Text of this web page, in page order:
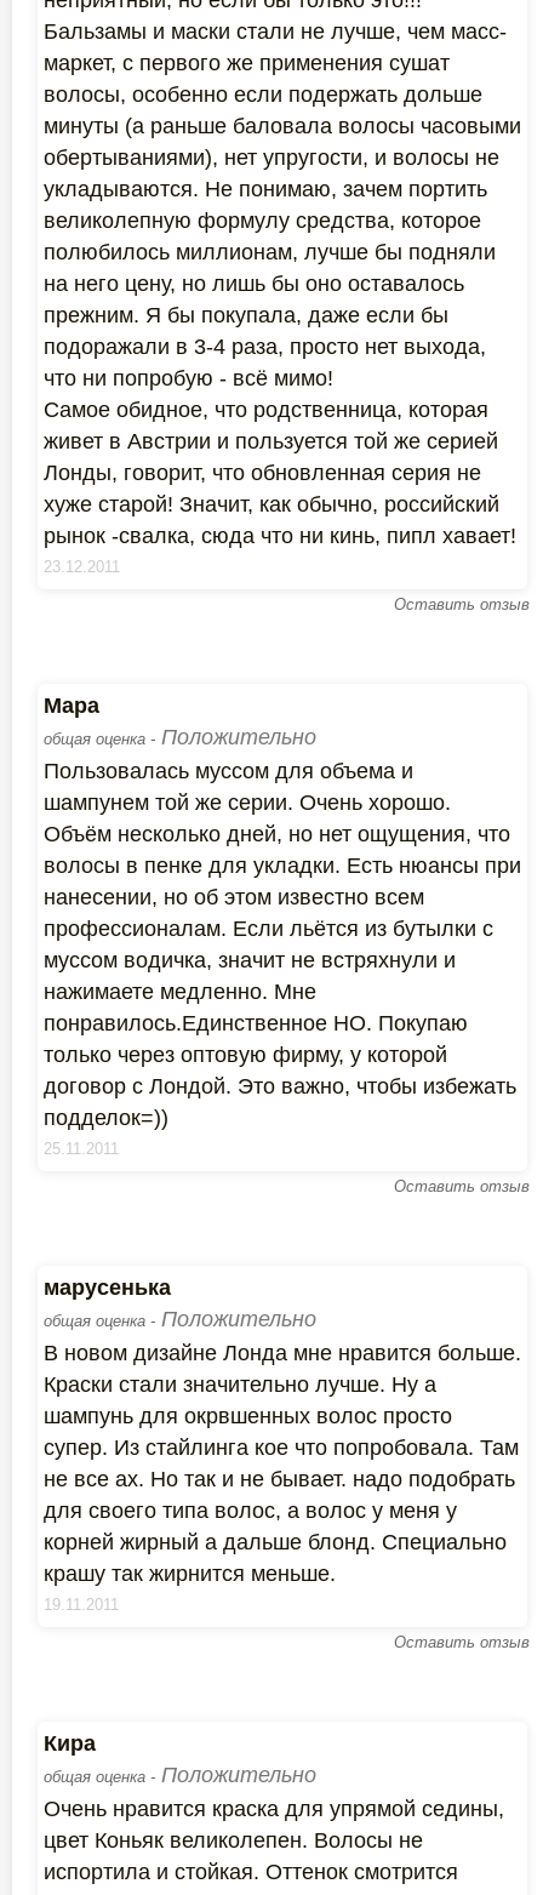
Бальзамы и маски стали не лучше, чем масс-
маркет, с первого же применения сушат
волосы, особенно если подержать дольше
минуты (а раньше баловала волосы часовыми
обертываниями), нет упругости, и волосы не
укладываются. Не понимаю, зачем портить
великолепную формулу средства, которое
полюбилось миллионам, лучше бы подняли
на него цену, но лишь бы оно оставалось
прежним. Я бы покупала, даже если бы
подоражали в 3-4 раза, просто нет выхода,
что ни попробую - всё мимо!
Самое обидное, что родственница, которая
живет в Австрии и пользуется той же серией
Лонды, говорит, что обновленная серия не
хуже старой! Значит, как обычно, российский
рынок -свалка, сюда что ни кинь, пипл хавает!
23.12.2011
Оставить отзыв
Мара
общая оценка - Положительно
Пользовалась муссом для объема и
шампунем той же серии. Очень хорошо.
Объём несколько дней, но нет ощущения, что
волосы в пенке для укладки. Есть нюансы при
нанесении, но об этом известно всем
профессионалам. Если льётся из бутылки с
муссом водичка, значит не встряхнули и
нажимаете медленно. Мне
понравилось.Единственное НО. Покупаю
только через оптовую фирму, у которой
договор с Лондой. Это важно, чтобы избежать
подделок=))
25.11.2011
Оставить отзыв
марусенька
общая оценка - Положительно
В новом дизайне Лонда мне нравится больше.
Краски стали значительно лучше. Ну а
шампунь для окрвшенных волос просто
супер. Из стайлинга кое что попробовала. Там
не все ах. Но так и не бывает. надо подобрать
для своего типа волос, а волос у меня у
корней жирный а дальше блонд. Специально
крашу так жирнится меньше.
19.11.2011
Оставить отзыв
Кира
общая оценка - Положительно
Очень нравится краска для упрямой седины,
цвет Коньяк великолепен. Волосы не
испортила и стойкая. Оттенок смотрится